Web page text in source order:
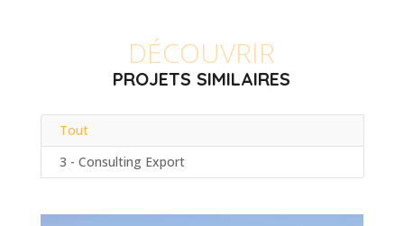
DÉCOUVRIR
PROJETS SIMILAIRES
Tout
3 - Consulting Export